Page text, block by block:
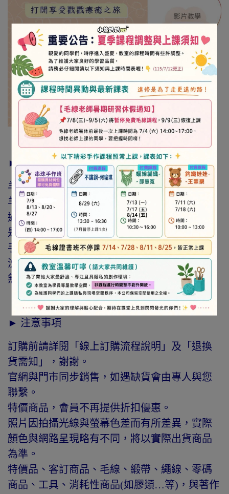
► 羊毛氈說明
羊毛氈是還沒發明織布機的傳統的手藝100%原
羊毛染成各種顏色，藉由溫水加壓、搓揉等…
過程，毛毛就會糾結在一起，而形成氈化，就
是所謂的羊毛氈。且羊毛氈的技法很簡單上
手，一般人只要學過基本羊毛鋪設、搓揉等水
洗的技巧或針戳的方式，就可輕易的完成獨一
無二的作品，非常有成就感。
► 注意事項
訂購前請詳閱「線上訂購流程說明」及「退換
貨需知」，謝謝。
官網與門市同步銷售，如遇缺貨會由專人與您
聯繫。
特價商品，會員不再提供折扣優惠。
照片因拍攝光線與螢幕色差而有所差異，實際
顏色與網路呈現略有不同，將以實際出貨商品
為準。
特價品、客訂商品、毛線、緞帶、繩線、零碼
商品、工具、消耗性商品(如膠類…等)，與著作